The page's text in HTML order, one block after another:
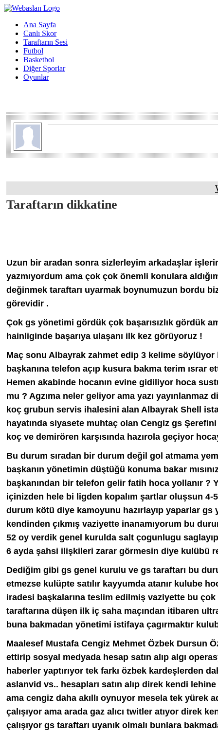
Ana Sayfa
Canlı Skor
Taraftarın Sesi
Futbol
Basketbol
Diğer Sporlar
Oyunlar
Taraftarın dikkatine
Uzun bir aradan sonra sizlerleyim arkadaşlar
yazmıyordum ama çok çok önemli konulara
değinmek taraftarı uyarmak boynumuzun bordu
görevidir .
Çok gs yönetimi gördük çok başarısızlık gördük
hainliginde başarıya ulaşanı ilk kez görüyoruz !
Maç sonu Albayrak zahmet edip 3 kelime
başkanına telefon açıp kusura bakma terim ısrar
Hemen akabinde hocanın evine gidiliyor hoca
mu ? Agzıma neler geliyor ama yazı yayınlanmaz
koç grubun servis ihalesini alan Albayrak Shell
hayatında siyasete muhtaç olan Cengiz gs
koç ve demirören karşısında hazırola geçiyor
Bu durum sıradan bir durum değil gol atmama
başkanın yönetimin düştüğü konuma bakar
başkanından bir telefon gelir fatih hoca yollanır ?
içinizden hele bi ligden kopalım şartlar oluşsun 4-
durum kötü diye kamoyunu hazırlayıp yaparlar
kendinden çıkmış vaziyette inanamıyorum bu
52 oy verdik genel kurulda salt çogunlugu
6 ayda şahsi ilişkileri zarar görmesin diye kulübü
Dediğim gibi gs genel kurulu ve gs taraftarı bu
etmezse kulüpte satılır kayyumda atanır kulube
iradesi başkalarına teslim edilmiş vaziyette bu
taraftarına düşen ilk iç saha maçından itibaren
buna bakmadan yönetimi istifaya çagırmaktır
Maalesef Mustafa Cengiz Mehmet Özbek Dursun
ettirip sosyal medyada hesap satın alıp algı
haberler yaptırıyor tek farkı özbek kardeşlerden
aslanvid vs.. hesapları satın alıp direk kendi
ama cengiz daha akıllı oynuyor mesela tek yürek
çalışıyor ama arada gaz alıcı twitler atıyor direk
çalışıyor gs taraftarı uyanık olmalı bunlara